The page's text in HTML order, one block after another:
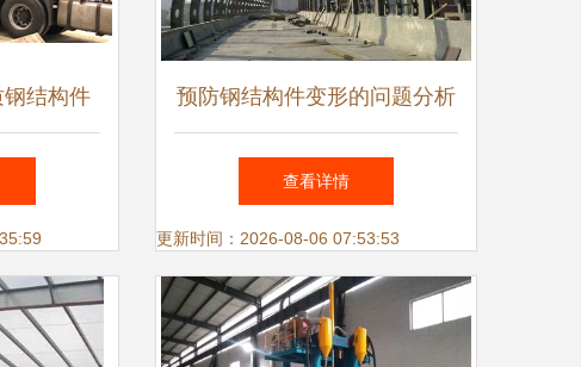
结构件
务典范
预防钢结构件变形的问题分析
查看详情
更新时间：2026-08-06 07:53:53